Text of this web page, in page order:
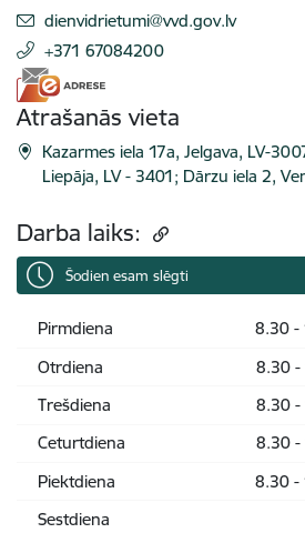
E-pasts:
dienvidrietumi@vvd.gov.lv
+371 67084200
Atrašanās vieta
Kazarmes iela 17a, Jelgava, LV-
Liepāja, LV - 3401; Dārzu iela 2,
Darba laiks:
Šodien esam slēgti
Pirmdiena
8.30 -
Otrdiena
8.30 -
Trešdiena
8.30 -
Ceturtdiena
8.30 -
Piektdiena
8.30 -
Sestdiena